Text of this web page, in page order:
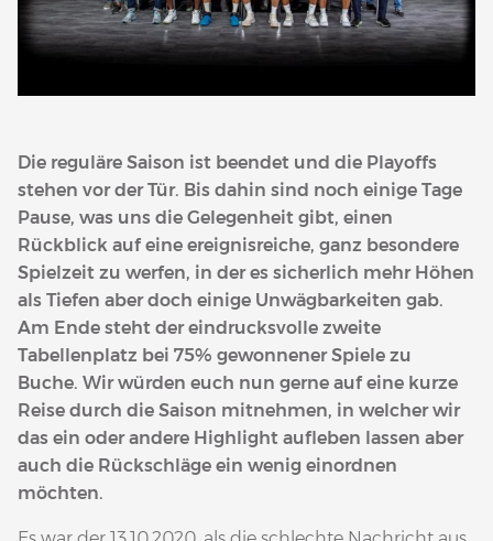
Die reguläre Saison ist beendet und die Playoffs
stehen vor der Tür. Bis dahin sind noch einige Tage
Pause, was uns die Gelegenheit gibt, einen
Rückblick auf eine ereignisreiche, ganz besondere
Spielzeit zu werfen, in der es sicherlich mehr Höhen
als Tiefen aber doch einige Unwägbarkeiten gab.
Am Ende steht der eindrucksvolle zweite
Tabellenplatz bei 75% gewonnener Spiele zu
Buche. Wir würden euch nun gerne auf eine kurze
Reise durch die Saison mitnehmen, in welcher wir
das ein oder andere Highlight aufleben lassen aber
auch die Rückschläge ein wenig einordnen
möchten.